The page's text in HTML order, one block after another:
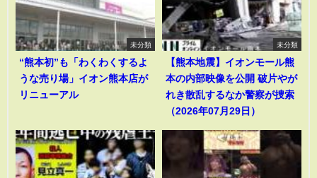
未分類
“熊本初”も「わくわくするよ
うな売り場」イオン熊本店が
リニューアル
未分類
【熊本地震】イオンモール熊
本の内部映像を公開 破片やが
れき散乱するなか警察が捜索
（2026年07月29日）